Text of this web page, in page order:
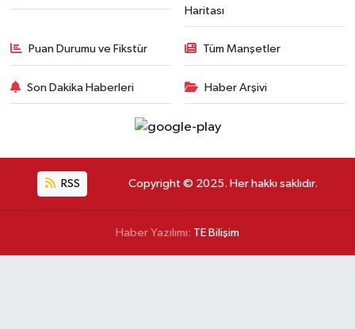
Haritası
Puan Durumu ve Fikstür Tüm Manşetler
Son Dakika Haberleri Haber Arşivi
RSS Copyright © 2025. Her hakkı saklıdır.
Haber Yazılımı: TE Bilişim